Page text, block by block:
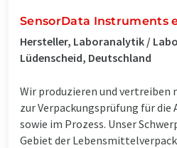
SensorData Instruments
Hersteller, Laboranalytik /
Lüdenscheid, Deutschland
Wir produzieren und vertreiben
zur Verpackungsprüfung für die
sowie im Prozess. Unser
Gebiet der